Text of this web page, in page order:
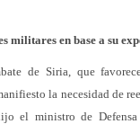
militares en base a su
de Siria, que
la necesidad de
el ministro de